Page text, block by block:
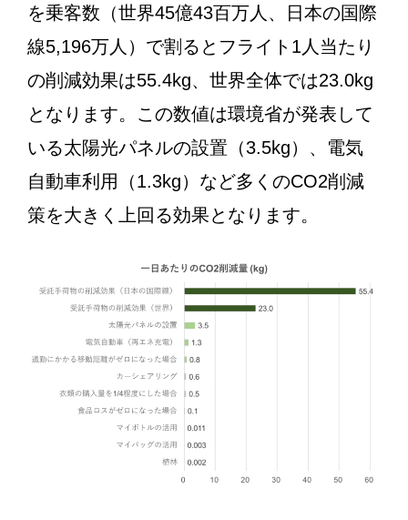
を乗客数（世界45億43百万人、日本の国際
線5,196万人）で割るとフライト1人当たり
の削減効果は55.4kg、世界全体では23.0kg
となります。この数値は環境省が発表して
いる太陽光パネルの設置（3.5kg）、電気
自動車利用（1.3kg）など多くのCO2削減
策を大きく上回る効果となります。